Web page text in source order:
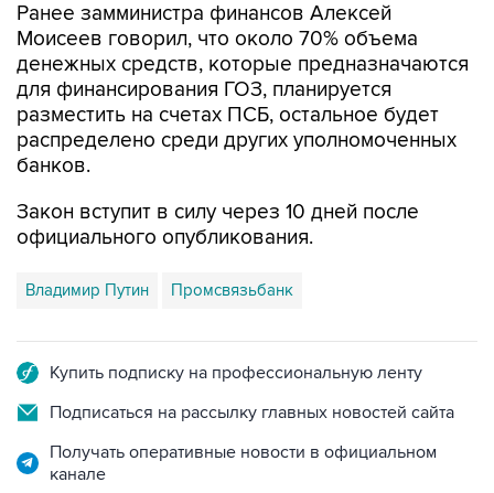
Ранее замминистра финансов Алексей
Моисеев говорил, что около 70% объема
денежных средств, которые предназначаются
для финансирования ГОЗ, планируется
разместить на счетах ПСБ, остальное будет
распределено среди других уполномоченных
банков.
Закон вступит в силу через 10 дней после
официального опубликования.
Владимир Путин Промсвязьбанк
Купить подписку на профессиональную ленту
Подписаться на рассылку главных новостей сайта
Получать оперативные новости в официальном
канале